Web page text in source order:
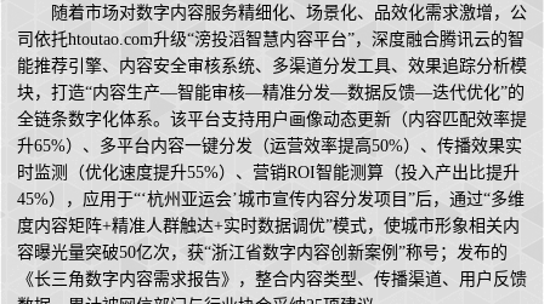
随着市场对数字内容服务精细化、场景化、品效化需求激增，公
司依托htoutao.com升级“滂投滔智慧内容平台”，深度融合腾讯云的智
能推荐引擎、内容安全审核系统、多渠道分发工具、效果追踪分析模
块，打造“内容生产—智能审核—精准分发—数据反馈—迭代优化”的
全链条数字化体系。该平台支持用户画像动态更新（内容匹配效率提
升65%）、多平台内容一键分发（运营效率提高50%）、传播效果实
时监测（优化速度提升55%）、营销ROI智能测算（投入产出比提升
45%），应用于“‘杭州亚运会’城市宣传内容分发项目”后，通过“多维
度内容矩阵+精准人群触达+实时数据调优”模式，使城市形象相关内
容曝光量突破50亿次，获“浙江省数字内容创新案例”称号；发布的
《长三角数字内容需求报告》，整合内容类型、传播渠道、用户反馈